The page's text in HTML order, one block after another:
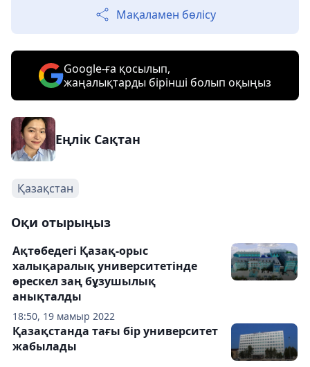
Мақаламен бөлісу
Google-ға қосылып,
жаңалықтарды бірінші болып оқыңыз
Еңлік Сақтан
Қазақстан
Оқи отырыңыз
18:50, 19 мамыр 2022
Ақтөбедегі Қазақ-орыс
халықаралық университетінде
өрескел заң бұзушылық
анықталды
Қазақстанда тағы бір университет
жабылады